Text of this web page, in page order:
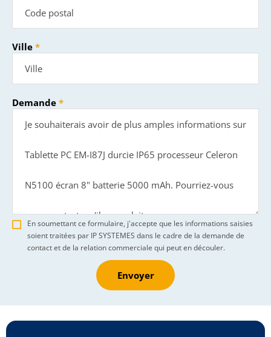
Ville
Demande
En soumettant ce formulaire, j'accepte que les informations saisies
soient traitées par IP SYSTEMES dans le cadre de la demande de
contact et de la relation commerciale qui peut en découler.
Envoyer